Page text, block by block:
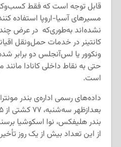
قابل توجه است که فقط
مسیرهای آسیا-اروپا استفاده
نشده‌اند به‌طوری‌که در عرض
کانتینر در خدمات حمل‌ونقل
ونکوور یا لس‌آنجلس دو برابر
حتی به نقاط داخلی کانادا مانند
است.
داده‌های رسمی اداره‌ی بندر
از این تعداد بیش از یک روز